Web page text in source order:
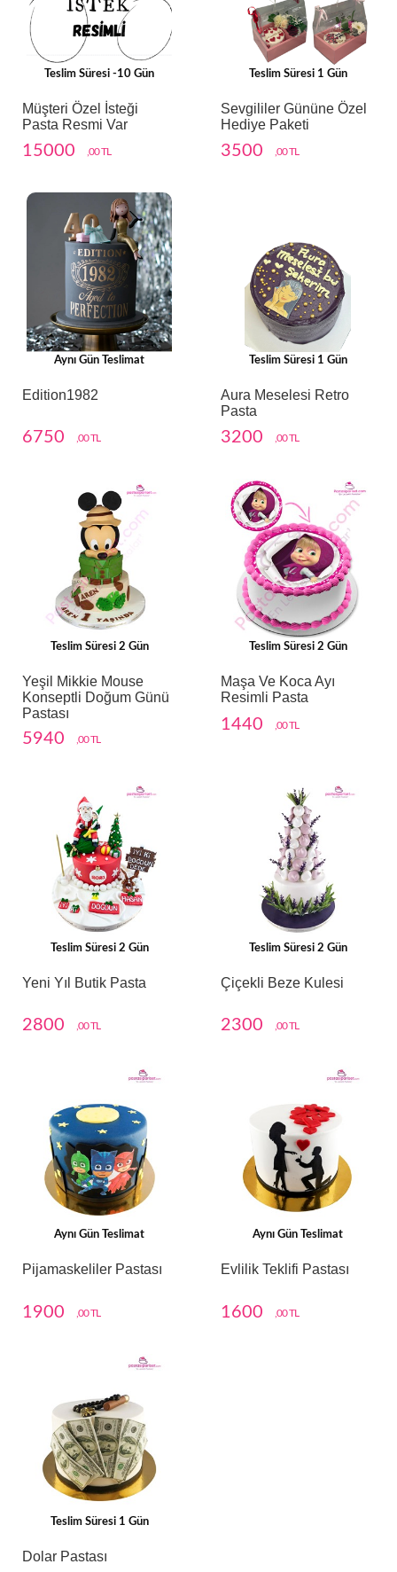
Teslim Süresi -10 Gün
Müşteri Özel İsteği
Pasta Resmi Var
15000 ,00 TL
Teslim Süresi 1 Gün
Sevgililer Gününe Özel
Hediye Paketi
3500 ,00 TL
Aynı Gün Teslimat
Edition1982
6750 ,00 TL
Teslim Süresi 1 Gün
Aura Meselesi Retro
Pasta
3200 ,00 TL
Teslim Süresi 2 Gün
Yeşil Mikkie Mouse
Konseptli Doğum Günü
Pastası
5940 ,00 TL
Teslim Süresi 2 Gün
Maşa Ve Koca Ayı
Resimli Pasta
1440 ,00 TL
Teslim Süresi 2 Gün
Yeni Yıl Butik Pasta
2800 ,00 TL
Teslim Süresi 2 Gün
Çiçekli Beze Kulesi
2300 ,00 TL
Aynı Gün Teslimat
Pijamaskeliler Pastası
1900 ,00 TL
Aynı Gün Teslimat
Evlilik Teklifi Pastası
1600 ,00 TL
Teslim Süresi 1 Gün
Dolar Pastası